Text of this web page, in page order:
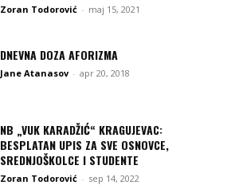
Zoran Todorović - maj 15, 2021
DNEVNA DOZA AFORIZMA
Jane Atanasov - apr 20, 2018
NB „VUK KARADŽIĆ“ KRAGUJEVAC:
BESPLATAN UPIS ZA SVE OSNOVCE,
SREDNJOŠKOLCE I STUDENTE
Zoran Todorović - sep 14, 2022